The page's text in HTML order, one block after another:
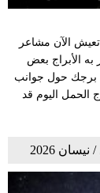
الآن مشاعر
به الأبراج بعض
برجك حول جوانب
الحمل اليوم قد